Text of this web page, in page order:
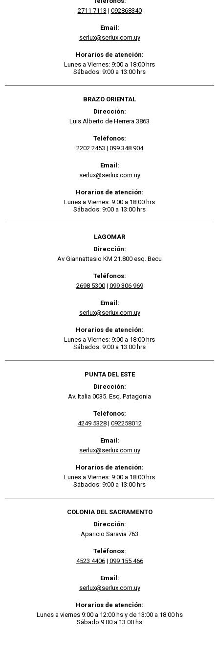
2711 7113 | 092868340
Email:
serlux@serlux.com.uy
Horarios de atención:
Lunes a Viernes: 9:00 a 18:00 hrs
Sábados: 9:00 a 13:00 hrs
BRAZO ORIENTAL
Dirección:
Luis Alberto de Herrera 3863
Teléfonos:
2202 2453 | 099 348 904
Email:
serlux@serlux.com.uy
Horarios de atención:
Lunes a Viernes: 9:00 a 18:00 hrs
Sábados: 9:00 a 13:00 hrs
LAGOMAR
Dirección:
Av Giannattasio KM 21.800 esq. Becu
Teléfonos:
2698 5300| 099 306 969
Email:
serlux@serlux.com.uy
Horarios de atención:
Lunes a Viernes: 9:00 a 18:00 hrs
Sábados: 9:00 a 13:00 hrs
PUNTA DEL ESTE
Dirección:
Av. Italia 0035. Esq. Patagonia
Teléfonos:
4249 5328| 092258012
Email:
serlux@serlux.com.uy
Horarios de atención:
Lunes a Viernes: 9:00 a 18:00 hrs
Sábados: 9:00 a 13:00 hrs
COLONIA DEL SACRAMENTO
Dirección:
Aparicio Saravia 763
Teléfonos:
4523 4406| 099 155 466
Email:
serlux@serlux.com.uy
Horarios de atención:
Lunes a viernes 9:00 a 12:00 hs y de 13:00 a 18:00 hs
Sábado 9:00 a 13:00 hs